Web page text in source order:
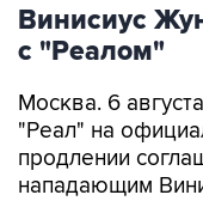
Винисиус
с "Реалом"
Москва. 6
"Реал" на
продлении
нападающим